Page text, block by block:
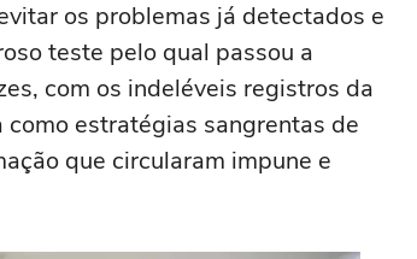
os problemas já detectados e
teste pelo qual passou a
com os indeléveis registros da
estratégias sangrentas de
que circularam impune e